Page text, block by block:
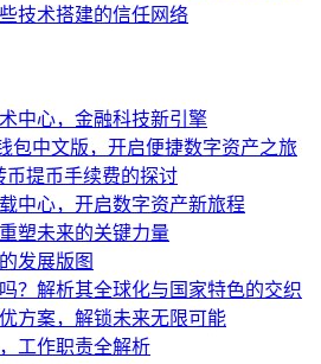
技术搭建的信任网络
中心，金融科技新引擎
包中文版，开启便捷数字资产之旅
币提币手续费的探讨
中心，开启数字资产新旅程
塑未来的关键力量
发展版图
？解析其全球化与国家特色的交织
方案，解锁未来无限可能
工作职责全解析